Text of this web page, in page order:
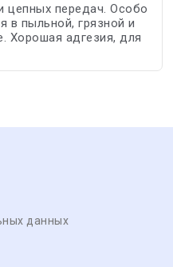
цепных передач. Особо
в пыльной, грязной и
Хорошая адгезия, для
данных